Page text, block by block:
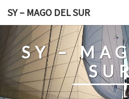
content
SY – MAGO DEL SUR
SY –